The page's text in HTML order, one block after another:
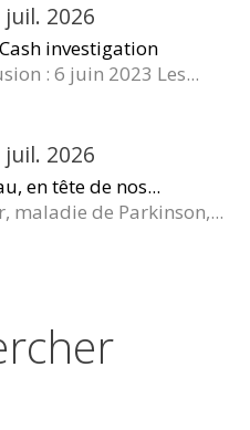
juil. 2026
investigation
: 6 juin 2023 Les...
juil. 2026
en tête de nos...
maladie de Parkinson,...